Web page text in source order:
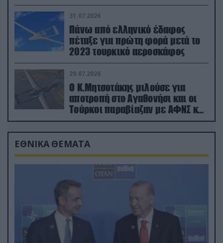
31.07.2026
Πάνω από ελληνικό έδαφος
πέταξε για πρώτη φορά μετά το
2023 τουρκικό αεροσκάφος
29.07.2026
Ο Κ.Μητσοτάκης μιλούσε για
αποτροπή στο Αγαθονήσι και οι
Τούρκοι παραβίαζαν με ΑΦΝΣ και
drone
ΕΘΝΙΚΑ ΘΕΜΑΤΑ